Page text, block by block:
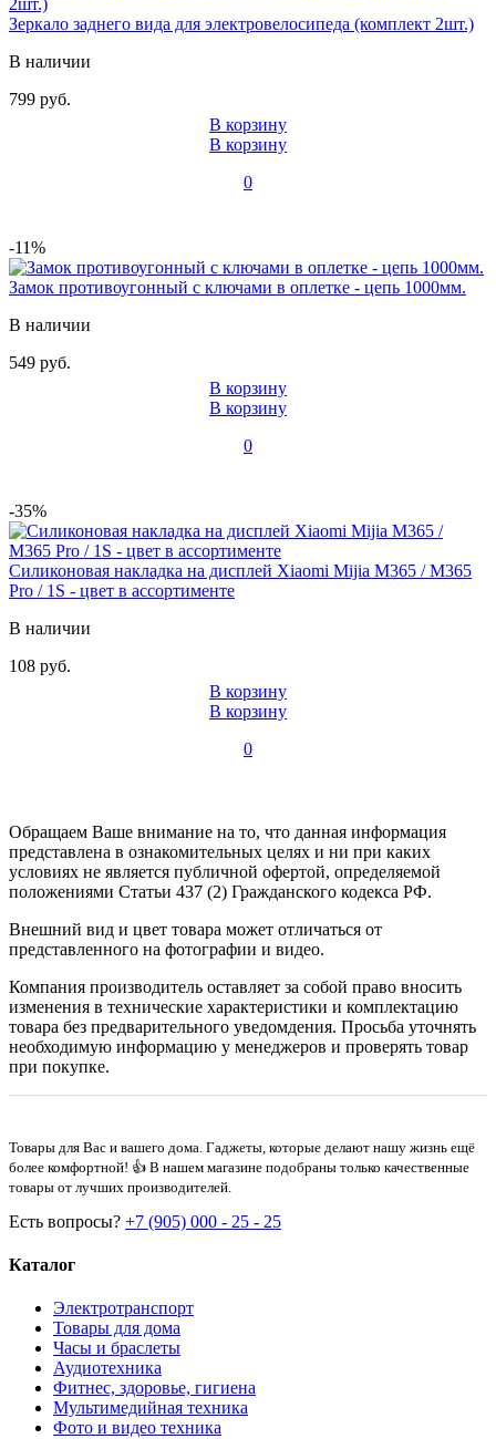
Зеркало заднего вида для электровелосипеда (комплект 2шт.)
В наличии
799 руб.
В корзину
В корзину
0
-11%
Замок противоугонный с ключами в оплетке - цепь 1000мм.
В наличии
549 руб.
В корзину
В корзину
0
-35%
Силиконовая накладка на дисплей Xiaomi Mijia M365 / M365
Pro / 1S - цвет в ассортименте
В наличии
108 руб.
В корзину
В корзину
0
Обращаем Ваше внимание на то, что данная информация
представлена в ознакомительных целях и ни при каких
условиях не является публичной офертой, определяемой
положениями Статьи 437 (2) Гражданского кодекса РФ.
Внешний вид и цвет товара может отличаться от
представленного на фотографии и видео.
Компания производитель оставляет за собой право вносить
изменения в технические характеристики и комплектацию
товара без предварительного уведомдения. Просьба уточнять
необходимую информацию у менеджеров и проверять товар
при покупке.
Товары для Вас и вашего дома. Гаджеты, которые делают нашу жизнь ещё
более комфортной! 👍 В нашем магазине подобраны только качественные
товары от лучших производителей.
Есть вопросы? +7 (905) 000 - 25 - 25
Каталог
Электротранспорт
Товары для дома
Часы и браслеты
Аудиотехника
Фитнес, здоровье, гигиена
Мультимедийная техника
Фото и видео техника